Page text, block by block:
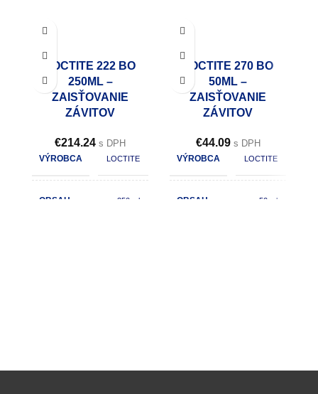
LOCTITE 222 BO
250ML –
ZAISŤOVANIE
ZÁVITOV
€214.24 s DPH
VÝROBCA LOCTITE
OBSAH 250 ml
LOCTITE 270 BO
50ML –
ZAISŤOVANIE
ZÁVITOV
€44.09 s DPH
VÝROBCA LOCTITE
OBSAH 50 ml